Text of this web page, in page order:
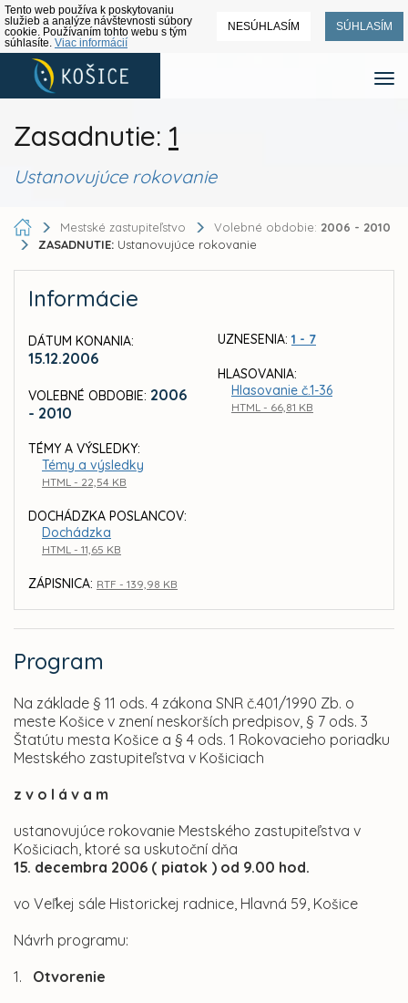
Tento web používa k poskytovaniu
služieb a analýze návštevnosti súbory
cookie. Používaním tohto webu s tým
súhlasíte. Viac informácií
NESÚHLASÍM SÚHLASÍM
Zasadnutie: 1
Ustanovujúce rokovanie
Mestské zastupiteľstvo Volebné obdobie: 2006 - 2010
ZASADNUTIE: Ustanovujúce rokovanie
Informácie
DÁTUM KONANIA:
15.12.2006
VOLEBNÉ OBDOBIE: 2006
- 2010
TÉMY A VÝSLEDKY:
Témy a výsledky
HTML - 22,54 KB
DOCHÁDZKA POSLANCOV:
Dochádzka
HTML - 11,65 KB
ZÁPISNICA: RTF - 139,98 KB
UZNESENIA: 1 - 7
HLASOVANIA:
Hlasovanie č.1-36
HTML - 66,81 KB
Program
Na základe § 11 ods. 4 zákona SNR č.401/1990 Zb. o
meste Košice v znení neskorších predpisov, § 7 ods. 3
Štatútu mesta Košice a § 4 ods. 1 Rokovacieho poriadku
Mestského zastupiteľstva v Košiciach
z v o l á v a m
ustanovujúce rokovanie Mestského zastupiteľstva v
Košiciach, ktoré sa uskutoční dňa
15. decembra 2006 ( piatok ) od 9.00 hod.
vo Veľkej sále Historickej radnice, Hlavná 59, Košice
Návrh programu:
1. Otvorenie